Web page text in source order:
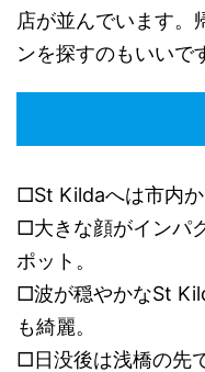
店が並んでいます。
ンを探すのもいいで
□St Kildaへは市内
□大きな顔がインパ
ポット。
□波が穏やかなSt
も綺麗。
□日没後は浅橋の先